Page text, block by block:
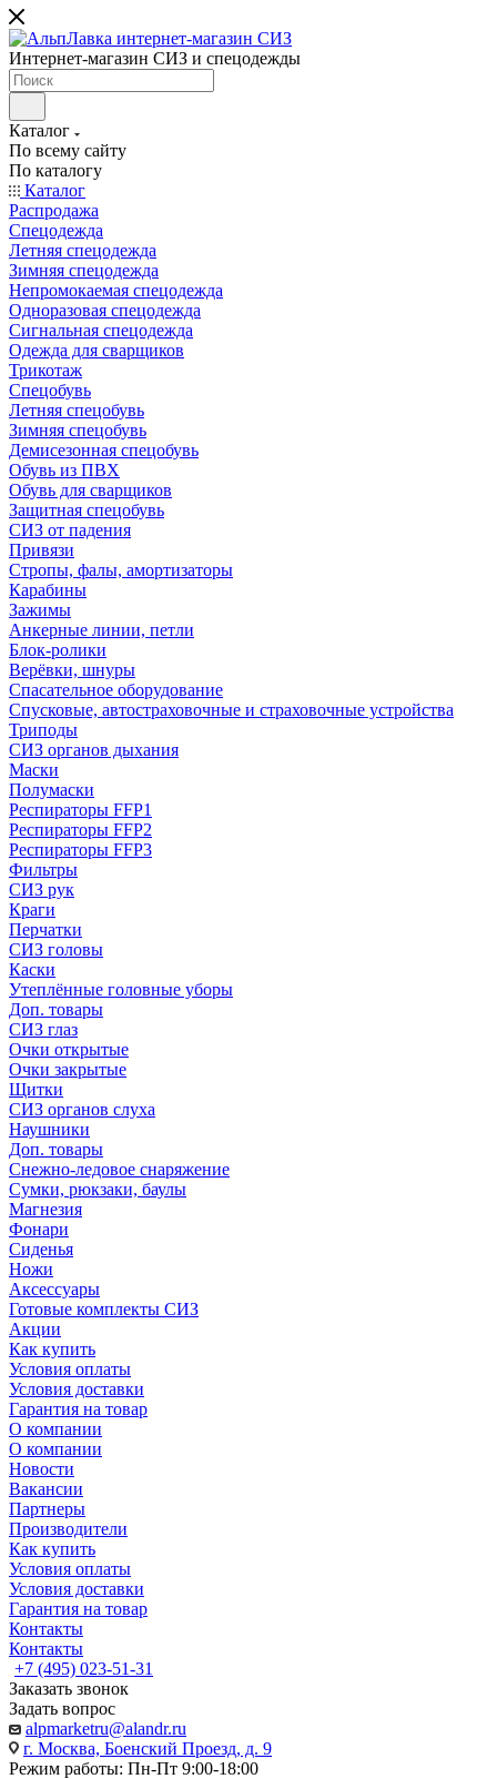
Интернет-магазин СИЗ и спецодежды
Каталог
По всему сайту
По каталогу
Каталог
Распродажа
Спецодежда
Летняя спецодежда
Зимняя спецодежда
Непромокаемая спецодежда
Одноразовая спецодежда
Сигнальная спецодежда
Одежда для сварщиков
Трикотаж
Спецобувь
Летняя спецобувь
Зимняя спецобувь
Демисезонная спецобувь
Обувь из ПВХ
Обувь для сварщиков
Защитная спецобувь
СИЗ от падения
Привязи
Стропы, фалы, амортизаторы
Карабины
Зажимы
Анкерные линии, петли
Блок-ролики
Верёвки, шнуры
Спасательное оборудование
Спусковые, автостраховочные и страховочные устройства
Триподы
СИЗ органов дыхания
Маски
Полумаски
Респираторы FFP1
Респираторы FFP2
Респираторы FFP3
Фильтры
СИЗ рук
Краги
Перчатки
СИЗ головы
Каски
Утеплённые головные уборы
Доп. товары
СИЗ глаз
Очки открытые
Очки закрытые
Щитки
СИЗ органов слуха
Наушники
Доп. товары
Снежно-ледовое снаряжение
Сумки, рюкзаки, баулы
Магнезия
Фонари
Сиденья
Ножи
Аксессуары
Готовые комплекты СИЗ
Акции
Как купить
Условия оплаты
Условия доставки
Гарантия на товар
О компании
О компании
Новости
Вакансии
Партнеры
Производители
Как купить
Условия оплаты
Условия доставки
Гарантия на товар
Контакты
Контакты
+7 (495) 023-51-31
Заказать звонок
Задать вопрос
alpmarketru@alandr.ru
г. Москва, Боенский Проезд, д. 9
Режим работы: Пн-Пт 9:00-18:00